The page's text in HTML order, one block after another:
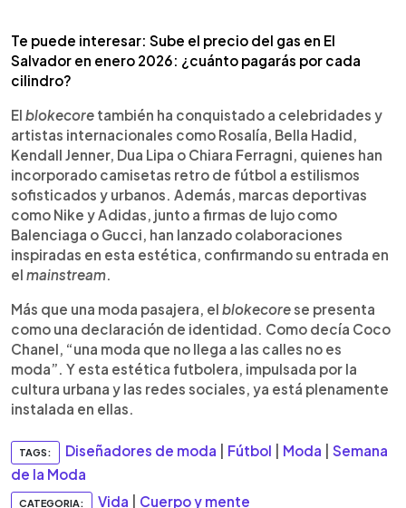
Te puede interesar: Sube el precio del gas en El
Salvador en enero 2026: ¿cuánto pagarás por cada
cilindro?
El blokecore también ha conquistado a celebridades y
artistas internacionales como Rosalía, Bella Hadid,
Kendall Jenner, Dua Lipa o Chiara Ferragni, quienes han
incorporado camisetas retro de fútbol a estilismos
sofisticados y urbanos. Además, marcas deportivas
como Nike y Adidas, junto a firmas de lujo como
Balenciaga o Gucci, han lanzado colaboraciones
inspiradas en esta estética, confirmando su entrada en
el mainstream.
Más que una moda pasajera, el blokecorese presenta
como una declaración de identidad. Como decía Coco
Chanel, “una moda que no llega a las calles no es
moda”. Y esta estética futbolera, impulsada por la
cultura urbana y las redes sociales, ya está plenamente
instalada en ellas.
TAGS: Diseñadores de moda Fútbol Moda
Semana
de la Moda
CATEGORIA: Vida Cuerpo y mente